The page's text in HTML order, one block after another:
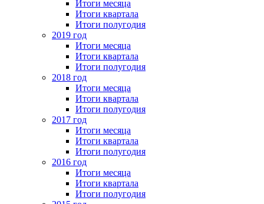
Итоги месяца
Итоги квартала
Итоги полугодия
2019 год
Итоги месяца
Итоги квартала
Итоги полугодия
2018 год
Итоги месяца
Итоги квартала
Итоги полугодия
2017 год
Итоги месяца
Итоги квартала
Итоги полугодия
2016 год
Итоги месяца
Итоги квартала
Итоги полугодия